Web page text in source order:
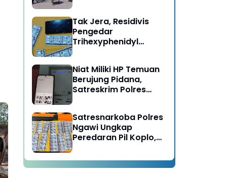
Umum
Tak Jera, Residivis
Pengedar
Trihexyphenidyl
Ngawi
Niat Miliki HP Temuan
Berujung Pidana,
Satreskrim Polres
Satresnarkoba Polres
Ngawi Ungkap
Peredaran Pil Koplo,
Diamankan